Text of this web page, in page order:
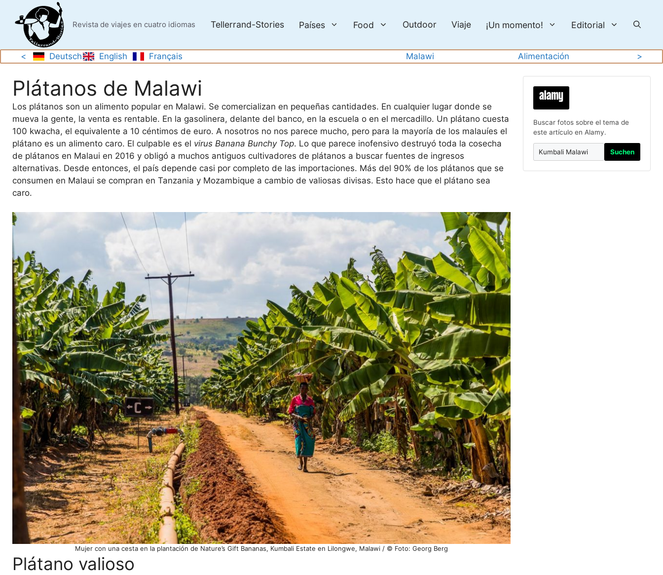
contenido
Revista de viajes en cuatro idiomas Tellerrand-Stories Países Food Outdoor Viaje ¡Un momento! Editorial
< Deutsch English Français Malawi Alimentación >
Plátanos de Malawi
Los plátanos son un alimento popular en Malawi. Se comercializan en pequeñas cantidades. En cualquier lugar donde se
mueva la gente, la venta es rentable. En la gasolinera, delante del banco, en la escuela o en el mercadillo. Un plátano cuesta
100 kwacha, el equivalente a 10 céntimos de euro. A nosotros no nos parece mucho, pero para la mayoría de los malauíes el
plátano es un alimento caro. El culpable es el virus Banana Bunchy Top. Lo que parece inofensivo destruyó toda la cosecha
de plátanos en Malaui en 2016 y obligó a muchos antiguos cultivadores de plátanos a buscar fuentes de ingresos
alternativas. Desde entonces, el país depende casi por completo de las importaciones. Más del 90% de los plátanos que se
consumen en Malaui se compran en Tanzania y Mozambique a cambio de valiosas divisas. Esto hace que el plátano sea
caro.
Mujer con una cesta en la plantación de Nature’s Gift Bananas, Kumbali Estate en Lilongwe, Malawi / © Foto: Georg Berg
Plátano valioso
Buscar fotos sobre el tema de
este artículo en Alamy.
Suchen